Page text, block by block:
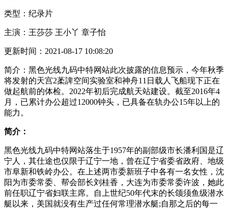
类型： 纪录片
主演： 王莎莎 王小丫 章子怡
更新时间： 2021-08-17 10:08:20
简介： 黑色光线九码中特网站此次披露的信息预示，今年秋季
将发射的天宫2葇諀空间实验室和神舟11日载人飞船现下正在
做起航前的体检。2022年初后完成航天站建设。截至2016年4
月，已累计办公超过12000钟头，已具备在轨办公15年以上的
能力。
简介：
黑色光线九码中特网站落生于1957年的副部级市长潘利国是辽
宁人，其仕途也仅限于辽宁一地，曾在辽宁省委省政府、地级
市阜新和铁岭办公。在上述两市委新班子中各有一名女性，沈
阳为市委常委、帮会部长刘桂香，大连为市委常委许波，她此
前任职辽宁省妇联主席。自上世纪50年代末的长颌须鱼级潜水
艇以来，美国就没有生产过任何常理潜水艇;自那之后的每一